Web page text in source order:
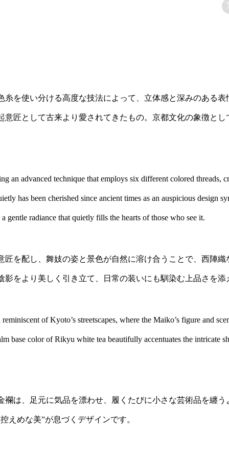
を使い分ける高度な技法によって、立体感と深みのある
匠として古来より愛されてきたもの。京都文化の象徴と
an advanced technique that employs six different colored threads,
has been cherished since ancient times as an auspicious design
gentle radiance that quietly fills the hearts of those who see it.
を配し、舞妓の姿と景色が自然に溶け合うことで、西陣
をより美しく引き立て、日常の装いにも馴染む上品さを添
of Kyoto’s streetscapes, where the Maiko’s figure and
base color of Rikyu white tea beautifully accentuates the intricate
は、足元に気品を漂わせ、履くたびに小さな芸術品を纏
えめな美”が息づくデザインです。